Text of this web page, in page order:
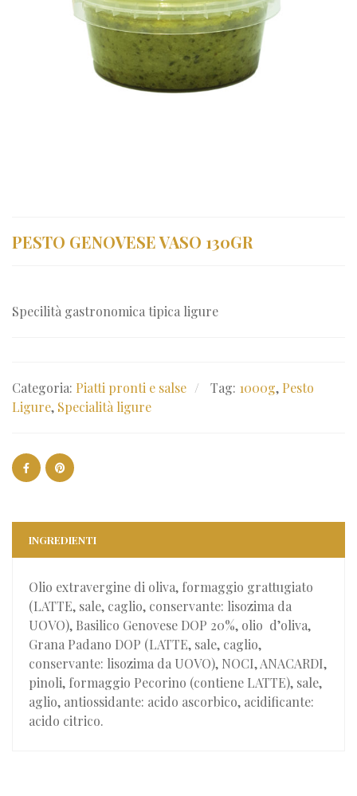
PESTO GENOVESE VASO 130GR
Specilità gastronomica tipica ligure
Categoria: Piatti pronti e salse Tag: 1000g, Pesto
Ligure, Specialità ligure
INGREDIENTI
Olio extravergine di oliva, formaggio grattugiato
(LATTE, sale, caglio, conservante: lisozima da
UOVO), Basilico Genovese DOP 20%, olio d’oliva,
Grana Padano DOP (LATTE, sale, caglio,
conservante: lisozima da UOVO), NOCI, ANACARDI,
pinoli, formaggio Pecorino (contiene LATTE), sale,
aglio, antiossidante: acido ascorbico, acidificante:
acido citrico.